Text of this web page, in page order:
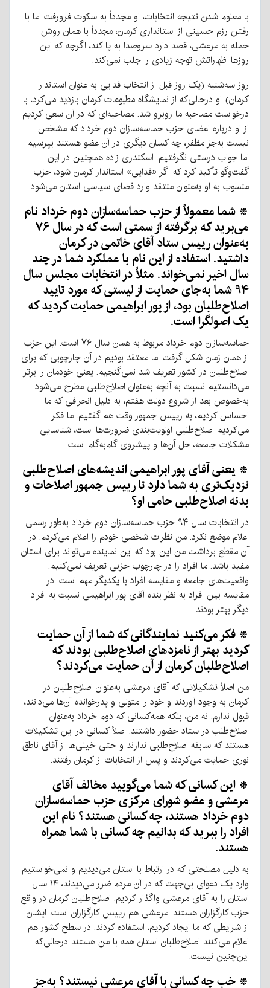
با معلوم شدن نتیجه انتخابات، او مجدداً به سکوت فرورفت اما با
رفتن رزم حسینی از استانداری کرمان، مجدداً با همان روش
حمله به مرعشی، قصد دارد سروصدا به پا کند، اگرچه که این
روزها اظهاراتش توجه زیادی را جلب نمی‌کند.
روز سه‌شنبه (یک روز قبل از انتخاب فدایی به عنوان استاندار
کرمان) او درحالی‌که از نمایشگاه مطبوعات کرمان بازدید می‌کرد، با
درخواست مصاحبه ما روبرو شد. مصاحبه‌ای که در آن سعی کردیم
از او درباره اعضای حزب حماسه‌سازان دوم خرداد که مشخص
نیست به‌جز مظفر، چه کسان دیگری در آن عضو هستند بپرسیم
اما جواب درستی نگرفتیم. اسکندری زاده همچنین در این
گفت‌وگو تأکید کرد که اگر «فدایی» استاندار کرمان شود، حزب
منسوب به او به‌عنوان منتقد وارد فضای سیاسی استان می‌شود.
* شما معمولاً از حزب حماسه‌سازان دوم خرداد نام
می‌برید که برگرفته از سمتی است که در سال ۷۶
به‌عنوان رییس ستاد آقای خاتمی در کرمان
داشتید. استفاده از این نام با عملکرد شما در چند
سال اخیر نمی‌خواند. مثلاً در انتخابات مجلس سال
۹۴ شما به‌جای حمایت از لیستی که مورد تایید
اصلاح‌طلبان بود، از پور ابراهیمی حمایت کردید که
یک اصولگرا است.
حماسه‌سازان دوم خرداد مربوط به همان سال ۷۶ است. این حزب
از همان زمان شکل گرفت. ما معتقد بودیم در آن چارچوبی که برای
اصلاح‌طلبان در کشور تعریف شد نمی‌گنجیم. یعنی خودمان را برتر
می‌دانستیم نسبت به آنچه به‌عنوان اصلاح‌طلبی مطرح می‌شود.
به‌خصوص بعد از شروع دولت هفتم، به دلیل انحرافی که ما
احساس کردیم، به رییس جمهور وقت هم گفتیم. ما فکر
می‌کردیم اصلاح‌طلبی اولویت‌بندی ضرورت‌ها است، شناسایی
مشکلات جامعه، حل آن‌ها و پیشروی گام‌به‌گام است.
* یعنی آقای پور ابراهیمی اندیشه‌های اصلاح‌طلبی
نزدیک‌تری به شما دارد تا رییس جمهور اصلاحات و
بدنه اصلاح‌طلبی حامی او؟
در انتخابات سال ۹۴ حزب حماسه‌سازان دوم خرداد به‌طور رسمی
اعلام موضع نکرد. من نظرات شخصی خودم را اعلام می‌کردم. در
آن مقطع برداشت من این بود که این نماینده می‌تواند برای استان
مفید باشد. ما افراد را در چارچوب حزبی تعریف نمی‌کنیم.
واقعیت‌های جامعه و مقایسه افراد با یکدیگر مهم است. در
مقایسه بین افراد به نظر بنده آقای پور ابراهیمی نسبت به افراد
دیگر بهتر بودند.
* فکر می‌کنید نمایندگانی که شما از آن حمایت
کردید بهتر از نامزدهای اصلاح‌طلبی بودند که
اصلاح‌طلبان کرمان از آن حمایت می‌کردند؟
من اصلاً تشکیلاتی که آقای مرعشی به‌عنوان اصلاح‌طلبان در
کرمان به وجود آوردند و خود را متولی و پدرخوانده آن‌ها می‌دانند،
قبول ندارم. نه من، بلکه همه‌کسانی که دوم خرداد به‌عنوان
اصلاح‌طلب در ستاد حضور داشتند. اصلاً کسانی در این تشکیلات
هستند که سابقه اصلاح‌طلبی ندارند و حتی خیلی‌ها از آقای ناطق
نوری حمایت می‌کردند و پس از انتخابات از کرمان رفتند.
* این کسانی که شما می‌گویید مخالف آقای
مرعشی و عضو شورای مرکزی حزب حماسه‌سازان
دوم خرداد هستند، چه کسانی هستند؟ نام این
افراد را ببرید که بدانیم چه کسانی با شما همراه
هستند.
به دلیل مصلحتی که در ارتباط با استان می‌دیدیم و نمی‌خواستیم
وارد یک دعوای بی‌جهت که در آن مردم ضرر می‌دیدند، ۱۴ سال
استان را به آقای مرعشی واگذار کردیم. اصلاح‌طلبان کرمان در واقع
حزب کارگزاران هستند. مرعشی هم رییس کارگزاران است. ایشان
از شرایطی که ما ایجاد کردیم، استفاده کردند. در سطح کشور هم
اعلام می‌کنند اصلاح‌طلبان استان همه با من هستند درحالی‌که
این‌چنین نیست.
* خب چه کسانی با آقای مرعشی نیستند؟ به‌جز